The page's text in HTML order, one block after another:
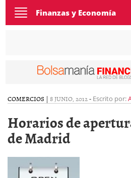
Toggle
navigation
Finanzas y Economía
COMERCIOS | 8 JUNIO, 2012- Escrito por:
Horarios de
de Madrid